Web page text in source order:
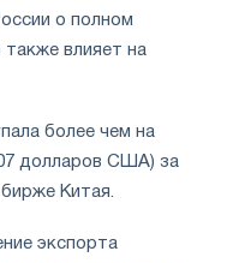
о полном
влияет на
более чем на
долларов США) за
Китая.
экспорта